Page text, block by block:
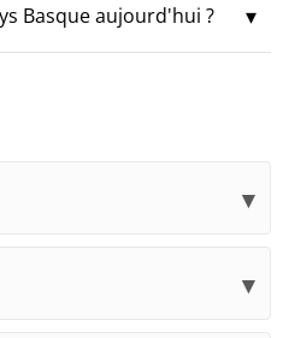
Basque aujourd'hui ?